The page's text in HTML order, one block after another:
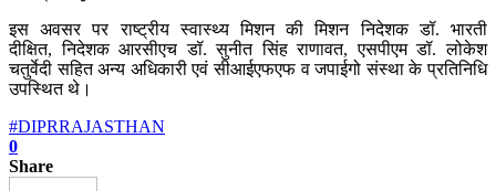
इस अवसर पर राष्ट्रीय स्वास्थ्य मिशन की मिशन निदेशक डॉ. भारती
दीक्षित, निदेशक आरसीएच डॉ. सुनीत सिंह राणावत, एसपीएम डॉ. लोकेश
चतुर्वेदी सहित अन्य अधिकारी एवं सीआईएफएफ व जपाईगो संस्था के प्रतिनिधि
उपस्थित थे।
#DIPRRAJASTHAN
0
Share